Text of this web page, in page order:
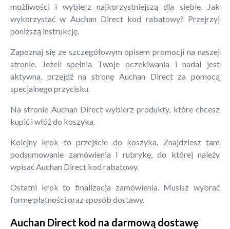
możliwości i wybierz najkorzystniejszą dla siebie. Jak
wykorzystać w Auchan Direct kod rabatowy? Przejrzyj
poniższą instrukcję.
Zapoznaj się ze szczegółowym opisem promocji na naszej
stronie. Jeżeli spełnia Twoje oczekiwania i nadal jest
aktywna, przejdź na stronę Auchan Direct za pomocą
specjalnego przycisku.
Na stronie Auchan Direct wybierz produkty, które chcesz
kupić i włóż do koszyka.
Kolejny krok to przejście do koszyka. Znajdziesz tam
podsumowanie zamówienia i rubrykę, do której należy
wpisać Auchan Direct kod rabatowy.
Ostatni krok to finalizacja zamówienia. Musisz wybrać
formę płatności oraz sposób dostawy.
Auchan Direct kod na darmową dostawę